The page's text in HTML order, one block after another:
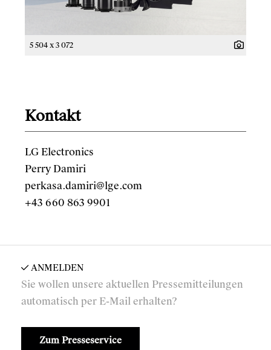
5 504 x 3 072
Kontakt
LG Electronics
Perry Damiri
perkasa.damiri@lge.com
+43 660 863 9901
ANMELDEN
Sie wollen unsere aktuellen Pressemitteilungen
automatisch per E-Mail erhalten?
Zum Presseservice